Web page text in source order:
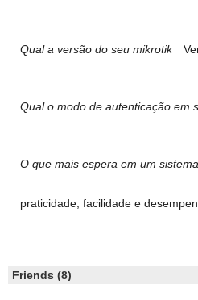
Qual a versão do seu mikrotik
Qual o modo de autenticação em
O que mais espera em um
praticidade, facilidade e
Friends (8)